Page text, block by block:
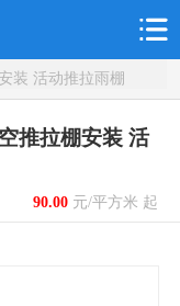
装 活动推拉雨棚
推拉棚安装 活
90.00元/平方米 起